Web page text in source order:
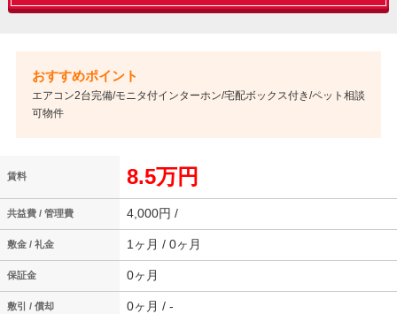
エアコン2台完備/モニタ付インターホン/宅配ボックス付き/ペット相談
可物件
賃料 8.5万円
共益費 / 管理費 4,000円 /
敷金 / 礼金 1ヶ月 / 0ヶ月
保証金 0ヶ月
敷引 / 償却 0ヶ月 / -